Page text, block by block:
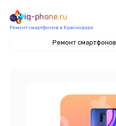
iq-phone.ru
Ремонт смартфонов в Краснодаре
Ремонт смартфонов